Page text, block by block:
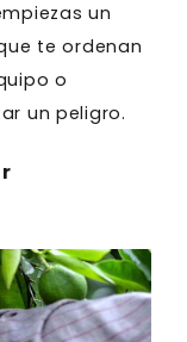
un
te ordenan
o
un peligro.